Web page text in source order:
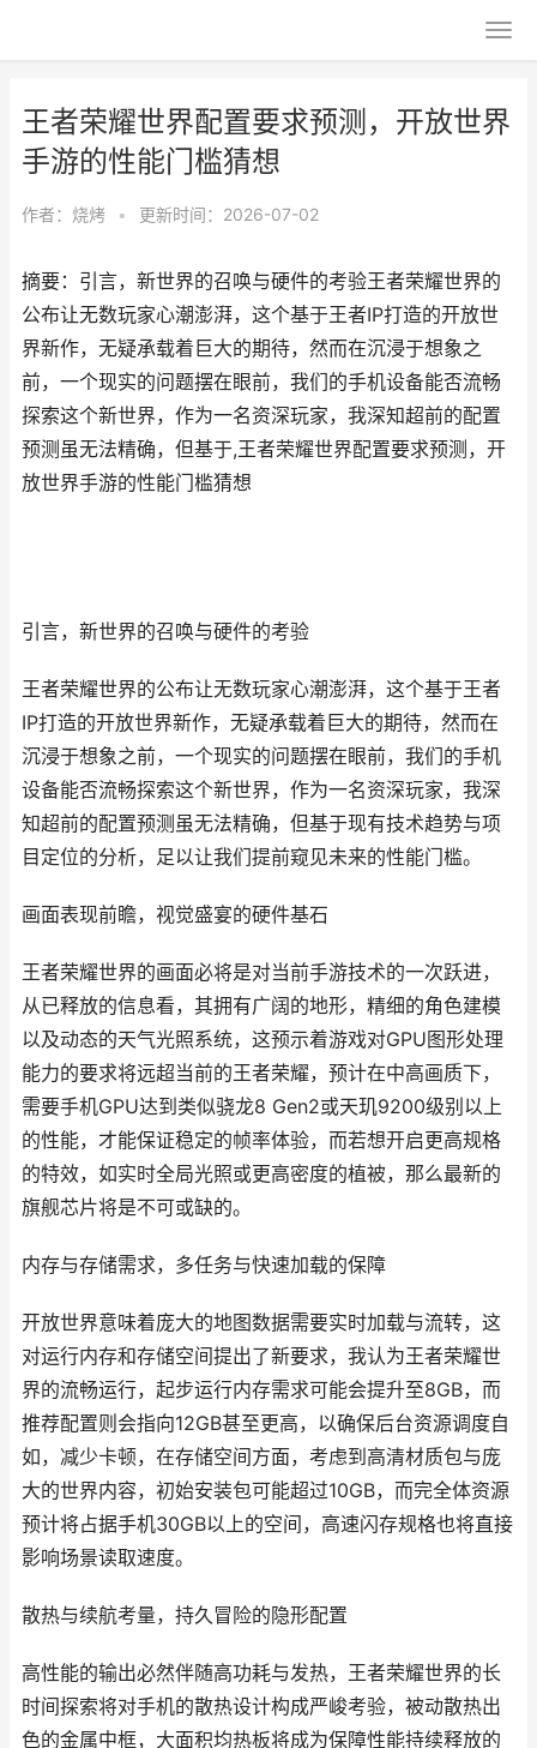
王者荣耀世界配置要求预测，开放世界
手游的性能门槛猜想
作者： 烧烤 • 更新时间：2026-07-02
摘要：引言，新世界的召唤与硬件的考验王者荣耀世界的
公布让无数玩家心潮澎湃，这个基于王者IP打造的开放世
界新作，无疑承载着巨大的期待，然而在沉浸于想象之
前，一个现实的问题摆在眼前，我们的手机设备能否流畅
探索这个新世界，作为一名资深玩家，我深知超前的配置
预测虽无法精确，但基于,王者荣耀世界配置要求预测，开
放世界手游的性能门槛猜想
引言，新世界的召唤与硬件的考验
王者荣耀世界的公布让无数玩家心潮澎湃，这个基于王者
IP打造的开放世界新作，无疑承载着巨大的期待，然而在
沉浸于想象之前，一个现实的问题摆在眼前，我们的手机
设备能否流畅探索这个新世界，作为一名资深玩家，我深
知超前的配置预测虽无法精确，但基于现有技术趋势与项
目定位的分析，足以让我们提前窥见未来的性能门槛。
画面表现前瞻，视觉盛宴的硬件基石
王者荣耀世界的画面必将是对当前手游技术的一次跃进，
从已释放的信息看，其拥有广阔的地形，精细的角色建模
以及动态的天气光照系统，这预示着游戏对GPU图形处理
能力的要求将远超当前的王者荣耀，预计在中高画质下，
需要手机GPU达到类似骁龙8 Gen2或天玑9200级别以上
的性能，才能保证稳定的帧率体验，而若想开启更高规格
的特效，如实时全局光照或更高密度的植被，那么最新的
旗舰芯片将是不可或缺的。
内存与存储需求，多任务与快速加载的保障
开放世界意味着庞大的地图数据需要实时加载与流转，这
对运行内存和存储空间提出了新要求，我认为王者荣耀世
界的流畅运行，起步运行内存需求可能会提升至8GB，而
推荐配置则会指向12GB甚至更高，以确保后台资源调度自
如，减少卡顿，在存储空间方面，考虑到高清材质包与庞
大的世界内容，初始安装包可能超过10GB，而完全体资源
预计将占据手机30GB以上的空间，高速闪存规格也将直接
影响场景读取速度。
散热与续航考量，持久冒险的隐形配置
高性能的输出必然伴随高功耗与发热，王者荣耀世界的长
时间探索将对手机的散热设计构成严峻考验，被动散热出
色的金属中框，大面积均热板将成为保障性能持续释放的